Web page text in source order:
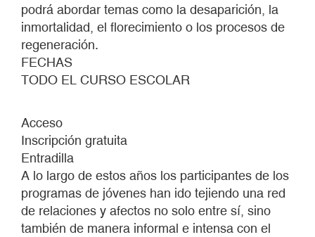
podrá abordar temas como la desaparición, la
inmortalidad, el florecimiento o los procesos de
regeneración.
FECHAS
TODO EL CURSO ESCOLAR
Acceso
Inscripción gratuita
Entradilla
A lo largo de estos años los participantes de los
programas de jóvenes han ido tejiendo una red
de relaciones y afectos no solo entre sí, sino
también de manera informal e intensa con el